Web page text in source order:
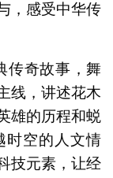
，感受中华传
传奇故事，舞
线，讲述花木
雄的历程和蜕
时空的人文情
技元素，让经